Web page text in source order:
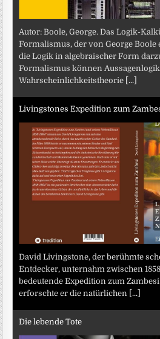
Autor: Boole, George. Das Logik-
Formalismus, der von George
die Logik in algebraischer Form
Formalismus können
Wahrscheinlichkeitstheorie [...]
Livingstones Expedition zum
David Livingstone, der berühmte
Entdecker, unternahm zwischen
bedeutende Expedition zum
erforschte er die natürlichen [...]
Die lebende Tote